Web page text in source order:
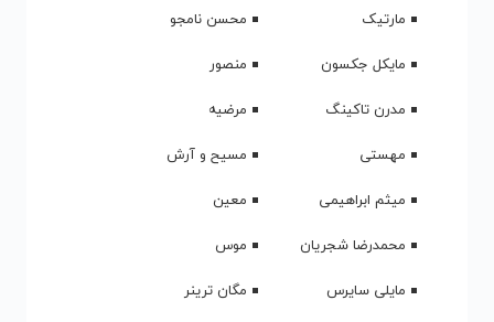
مارتیک
محسن نامجو
مایکل جکسون
منصور
مدرن تاکینگ
مرضیه
مهستی
مسیح و آرش
میثم ابراهیمی
معین
محمدرضا شجریان
موس
مایلی سایرس
مگان ترینر